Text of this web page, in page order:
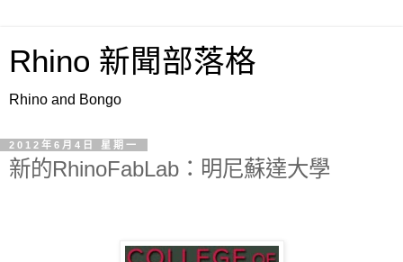
Rhino 新聞部落格
Rhino and Bongo
2012年6月4日 星期一
新的RhinoFabLab：明尼蘇達大學